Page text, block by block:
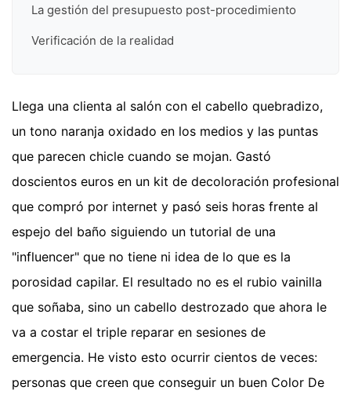
La gestión del presupuesto post-procedimiento
Verificación de la realidad
Llega una clienta al salón con el cabello quebradizo,
un tono naranja oxidado en los medios y las puntas
que parecen chicle cuando se mojan. Gastó
doscientos euros en un kit de decoloración profesional
que compró por internet y pasó seis horas frente al
espejo del baño siguiendo un tutorial de una
"influencer" que no tiene ni idea de lo que es la
porosidad capilar. El resultado no es el rubio vainilla
que soñaba, sino un cabello destrozado que ahora le
va a costar el triple reparar en sesiones de
emergencia. He visto esto ocurrir cientos de veces:
personas que creen que conseguir un buen Color De